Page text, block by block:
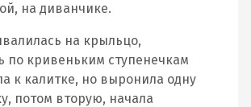
на диванчике.
на крыльцо,
по кривеньким ступенечкам
к калитке, но выронила одну
потом вторую, начала